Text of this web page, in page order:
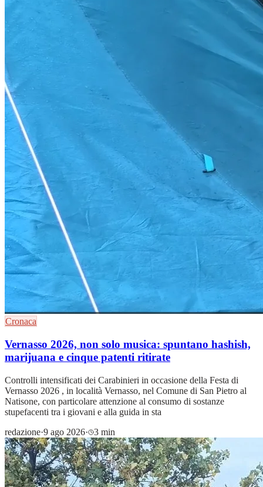
Cronaca
Vernasso 2026, non solo musica: spuntano hashish,
marijuana e cinque patenti ritirate
Controlli intensificati dei Carabinieri in occasione della Festa di
Vernasso 2026 , in località Vernasso, nel Comune di San Pietro al
Natisone, con particolare attenzione al consumo di sostanze
stupefacenti tra i giovani e alla guida in sta
redazione·9 ago 2026· 3 min